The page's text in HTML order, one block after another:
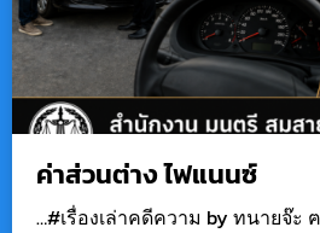
ค่าส่วนต่าง ไฟแนนซ์
…#เรื่องเล่าคดีความ by ทนายจ๊ะ